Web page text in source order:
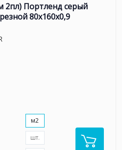
2пл) Портленд серый
80x160x0,9
м2
шт.